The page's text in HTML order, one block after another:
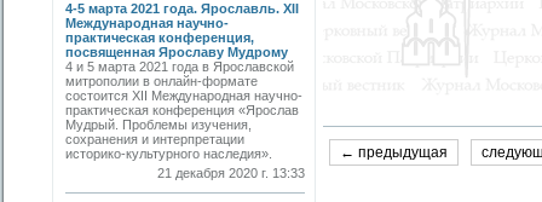
4-5 марта 2021 года. Ярославль. XII
Международная научно-
практическая конференция,
посвященная Ярославу Мудрому
4 и 5 марта 2021 года в Ярославской
митрополии в онлайн-формате
состоится XII Международная научно-
практическая конференция «Ярослав
Мудрый. Проблемы изучения,
сохранения и интерпретации
историко-культурного наследия».
21 декабря 2020 г. 13:33
← предыдущая